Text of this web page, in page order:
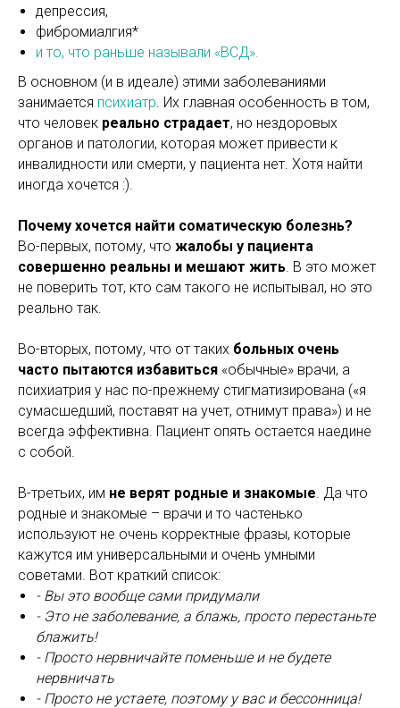
депрессия,
фибромиалгия*
и то, что раньше называли «ВСД».
В основном (и в идеале) этими заболеваниями
занимается психиатр. Их главная особенность в том,
что человек реально страдает, но нездоровых
органов и патологии, которая может привести к
инвалидности или смерти, у пациента нет. Хотя найти
иногда хочется :).
Почему хочется найти соматическую болезнь?
Во-первых, потому, что жалобы у пациента
совершенно реальны и мешают жить. В это может
не поверить тот, кто сам такого не испытывал, но это
реально так.
Во-вторых, потому, что от таких больных очень
часто пытаются избавиться «обычные» врачи, а
психиатрия у нас по-прежнему стигматизирована («я
сумасшедший, поставят на учет, отнимут права») и не
всегда эффективна. Пациент опять остается наедине
с собой.
В-третьих, им не верят родные и знакомые. Да что
родные и знакомые – врачи и то частенько
используют не очень корректные фразы, которые
кажутся им универсальными и очень умными
советами. Вот краткий список:
- Вы это вообще сами придумали
- Это не заболевание, а блажь, просто перестаньте
блажить!
- Просто нервничайте поменьше и не будете
нервничать
- Просто не устаете, поэтому у вас и бессонница!